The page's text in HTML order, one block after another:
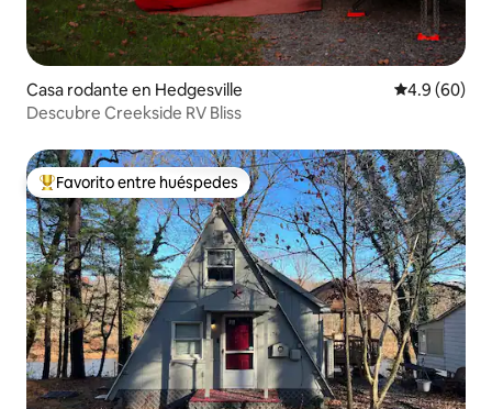
Casa rodante en Hedgesville Calificación
4.9 (60)
Descubre Creekside RV Bliss
Favorito entre huéspedes preferido
Favorito entre huéspedes